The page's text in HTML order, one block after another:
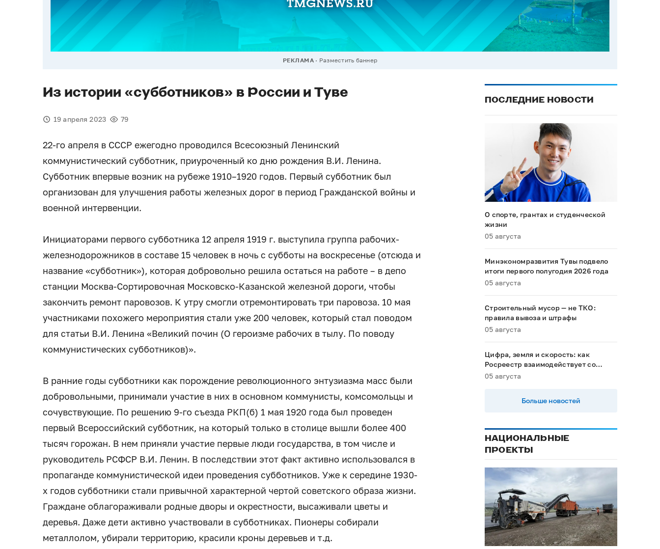
РЕКЛАМА Разместить баннер
Из истории «субботников» в России и Туве
19 апреля 2023 79
22-го апреля в СССР ежегодно проводился Всесоюзный Ленинский
коммунистический субботник, приуроченный ко дню рождения В.И. Ленина.
Субботник впервые возник на рубеже 1910–1920 годов. Первый субботник был
организован для улучшения работы железных дорог в период Гражданской войны и
военной интервенции.
Инициаторами первого субботника 12 апреля 1919 г. выступила группа рабочих-
железнодорожников в составе 15 человек в ночь с субботы на воскресенье (отсюда и
название «субботник»), которая добровольно решила остаться на работе – в депо
станции Москва-Сортировочная Московско-Казанской железной дороги, чтобы
закончить ремонт паровозов. К утру смогли отремонтировать три паровоза. 10 мая
участниками похожего мероприятия стали уже 200 человек, который стал поводом
для статьи В.И. Ленина «Великий почин (О героизме рабочих в тылу. По поводу
коммунистических субботников)».
В ранние годы субботники как порождение революционного энтузиазма масс были
добровольными, принимали участие в них в основном коммунисты, комсомольцы и
сочувствующие. По решению 9-го съезда РКП(б) 1 мая 1920 года был проведен
первый Всероссийский субботник, на который только в столице вышли более 400
тысяч горожан. В нем приняли участие первые люди государства, в том числе и
руководитель РСФСР В.И. Ленин. В последствии этот факт активно использовался в
пропаганде коммунистической идеи проведения субботников. Уже к середине 1930-
х годов субботники стали привычной характерной чертой советского образа жизни.
Граждане облагораживали родные дворы и окрестности, высаживали цветы и
деревья. Даже дети активно участвовали в субботниках. Пионеры собирали
металлолом, убирали территорию, красили кроны деревьев и т.д.
ПОСЛЕДНИЕ НОВОСТИ
О спорте, грантах и студенческой
жизни
05 августа
Минэкономразвития Тувы подвело
итоги первого полугодия 2026 года
05 августа
Строительный мусор — не ТКО:
правила вывоза и штрафы
05 августа
Цифра, земля и скорость: как
Росреестр взаимодействует со
строительным комплексом Тувы
05 августа
Больше новостей
НАЦИОНАЛЬНЫЕ
ПРОЕКТЫ